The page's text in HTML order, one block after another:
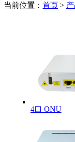
当前位置： 首页 >
4口 ONU